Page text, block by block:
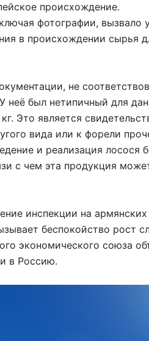
происхождение.
фотографии, вызвало
в происхождении сырья
не
неё был нетипичный для
Это является
вида или к форели
и реализация лосося
с чем эта продукция
инспекции на армянских
беспокойство рост
экономического союза
в Россию.